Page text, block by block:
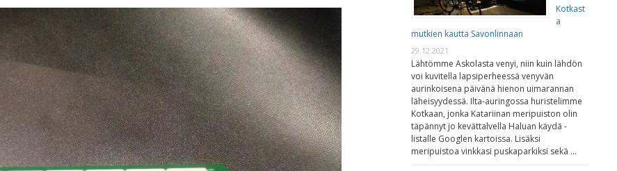
Kotkast
a
mutkien kautta Savonlinnaan
29.12.2021
Lähtömme Askolasta venyi, niin kuin lähdön
voi kuvitella lapsiperheessä venyvän
aurinkoisena päivänä hienon uimarannan
läheisyydessä. Ilta-auringossa huristelimme
Kotkaan, jonka Katariinan meripuiston olin
täpännyt jo kevättalvella Haluan käydä -
listalle Googlen kartoissa. Lisäksi
meripuistoa vinkkasi puskaparkiksi sekä …